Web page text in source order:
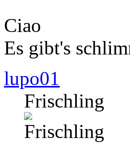
Ciao
Es gibt's
lupo01
Frischling